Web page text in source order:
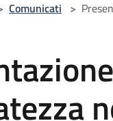
Comunicati >